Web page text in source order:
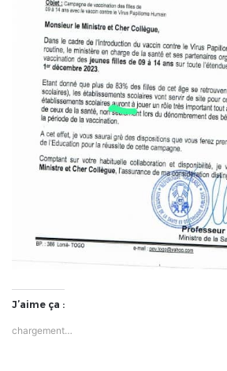
J’aime ça :
chargement…